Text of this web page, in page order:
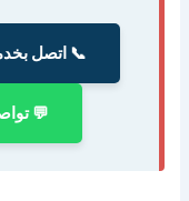
📞 اتصل
💬